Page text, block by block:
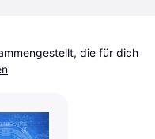
die für dich